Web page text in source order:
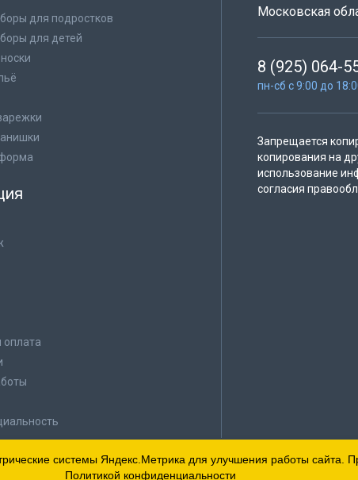
для подростков
для детей
оплата
Московская
8 (925) 064-
пн-сб с 9:00 до
Запрещается
копирования на
использование
согласия
системы Яндекс.Метрика для улучшения работы сайта.
Политикой конфиденциальности